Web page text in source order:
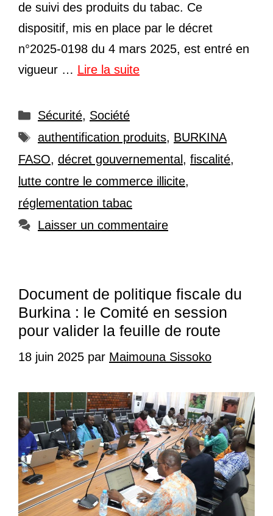
de suivi des produits du tabac. Ce
dispositif, mis en place par le décret
n°2025-0198 du 4 mars 2025, est entré en
vigueur … Lire la suite
Catégories
Sécurité, Société
Étiquettes
authentification produits, BURKINA
FASO, décret gouvernemental , fiscalité,
lutte contre le commerce illicite,
réglementation tabac
Laisser un commentaire
Document de politique fiscale du
Burkina : le Comité en session
pour valider la feuille de route
18 juin 2025 par Maimouna Sissoko